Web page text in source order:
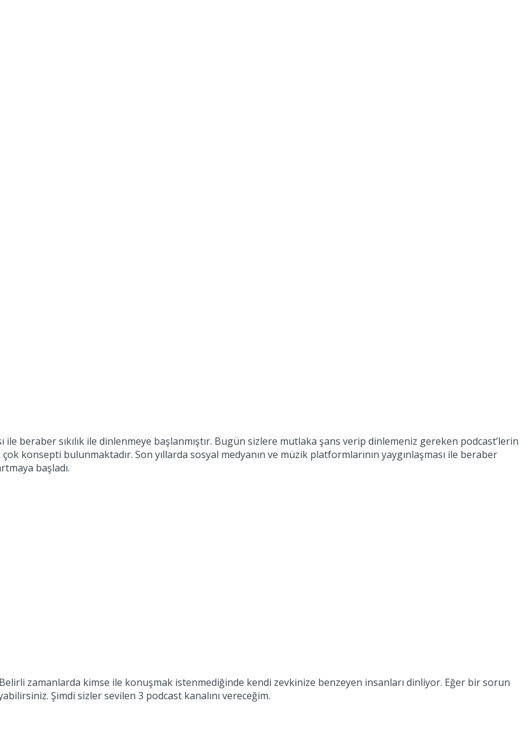
beraber sıkılık ile dinlenmeye başlanmıştır. Bugün sizlere mutlaka şans verip dinlemeniz gereken podcast’lerin
konsepti bulunmaktadır. Son yıllarda sosyal medyanın ve müzik platformlarının yaygınlaşması ile beraber
başladı.
Belirli zamanlarda kimse ile konuşmak istenmediğinde kendi zevkinize benzeyen insanları dinliyor. Eğer bir sorun
Şimdi sizler sevilen 3 podcast kanalını vereceğim.